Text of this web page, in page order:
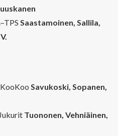
Saastamoinen, Sallila,
Savukoski, Sopanen,
Tuononen, Vehniäinen,